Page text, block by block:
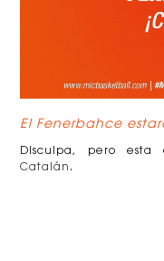
El Fenerbahce
Disculpa, pero esta
Catalán .